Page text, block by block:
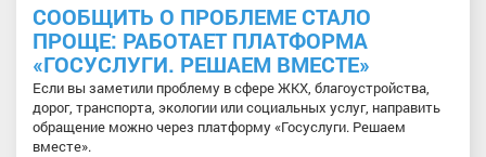
СООБЩИТЬ О ПРОБЛЕМЕ СТАЛО
ПРОЩЕ: РАБОТАЕТ ПЛАТФОРМА
«ГОСУСЛУГИ. РЕШАЕМ ВМЕСТЕ»
Если вы заметили проблему в сфере ЖКХ, благоустройства,
дорог, транспорта, экологии или социальных услуг, направить
обращение можно через платформу «Госуслуги. Решаем
вместе».